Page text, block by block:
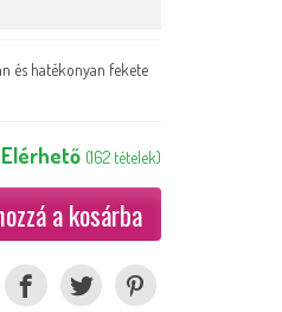
és hatékonyan fekete
Elérhető (162 tételek)
a kosárba